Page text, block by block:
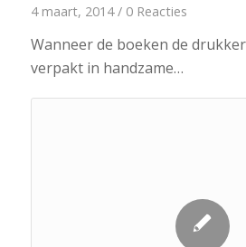
4 maart, 2014 / 0 Reacties
Wanneer de boeken de
verpakt in handzame…